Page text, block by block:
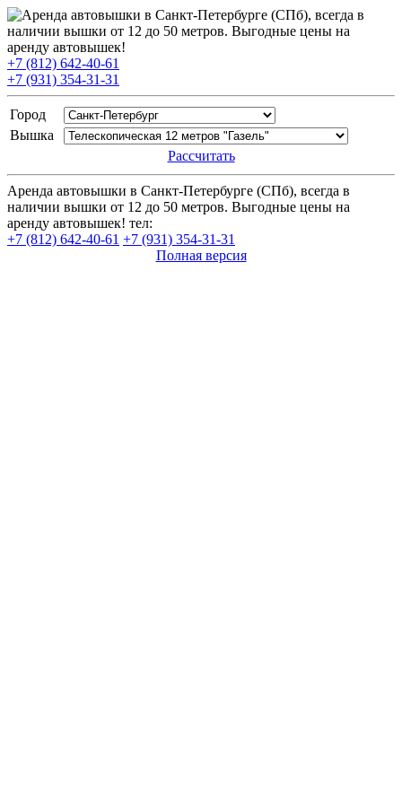
+7 (812) 642-40-61
+7 (931) 354-31-31
Город
Вышка
Рассчитать
Аренда автовышки в Санкт-Петербурге (СПб), всегда в
наличии вышки от 12 до 50 метров. Выгодные цены на
аренду автовышек! тел:
+7 (812) 642-40-61 +7 (931) 354-31-31
Полная версия